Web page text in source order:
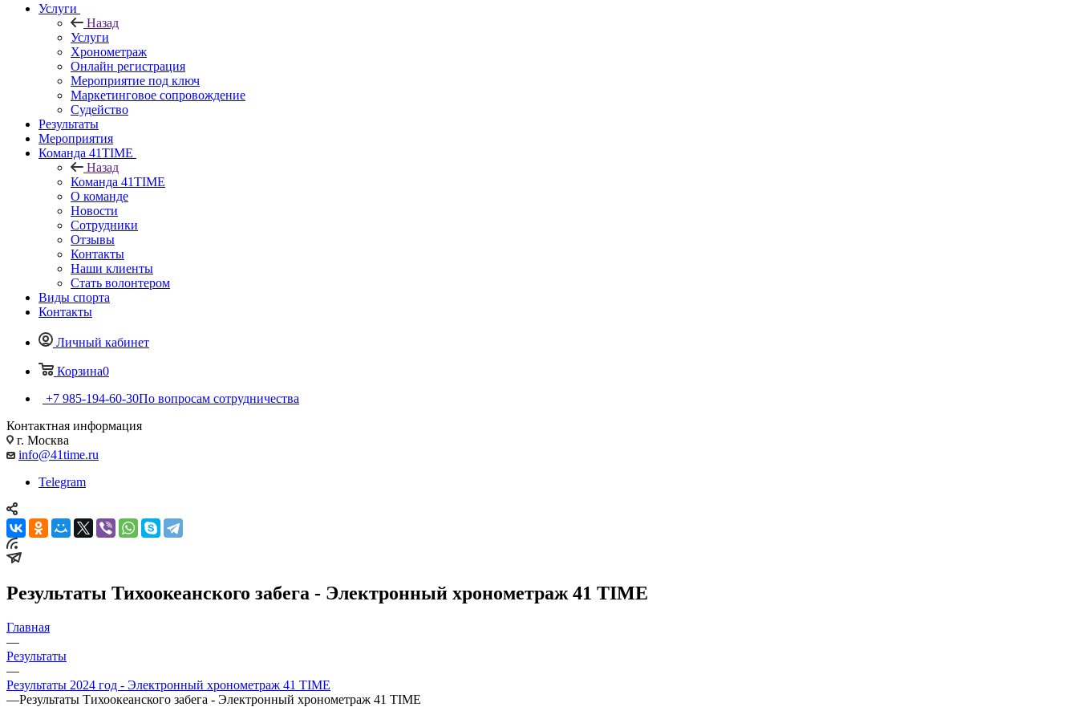
Услуги
Назад
Услуги
Хронометраж
Онлайн регистрация
Мероприятие под ключ
Маркетинговое сопровождение
Судейство
Результаты
Мероприятия
Команда 41TIME
Назад
Команда 41TIME
О команде
Новости
Сотрудники
Отзывы
Контакты
Наши клиенты
Стать волонтером
Виды спорта
Контакты
Личный кабинет
Корзина0
+7 985-194-60-30По вопросам сотрудничества
Контактная информация
г. Москва
info@41time.ru
Telegram
Результаты Тихоокеанского забега - Электронный хронометраж 41 TIME
Главная
—
Результаты
—
Результаты 2024 год - Электронный хронометраж 41 TIME
—Результаты Тихоокеанского забега - Электронный хронометраж 41 TIME